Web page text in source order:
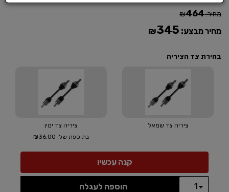
מחיר: ₪464
מחיר מבצע: ₪345
בחירת צד הציריה
ציריה צד שמאל ציריה צד ימין
בתוספת של: ₪36.00
הוספה לעגלה